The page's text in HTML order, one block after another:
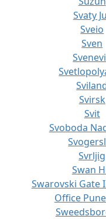
Svaty
Sveio
Sven
Svirsk
Svit
Svoboda
Svrljig
Swan
Swarovski Gate
Office